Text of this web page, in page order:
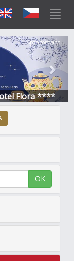
Flora ****
Další
Sponzorováno
OK